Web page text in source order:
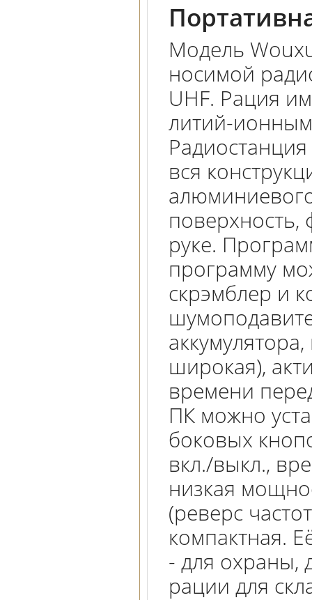
Модель
носимой
UHF. Рация
литий-
вся
поверхность,
руке.
программу
скрэмблер и
широкая),
времени
ПК можно
боковых
вкл./выкл.,
низкая
(реверс
компактная.
- для охраны,
рации для